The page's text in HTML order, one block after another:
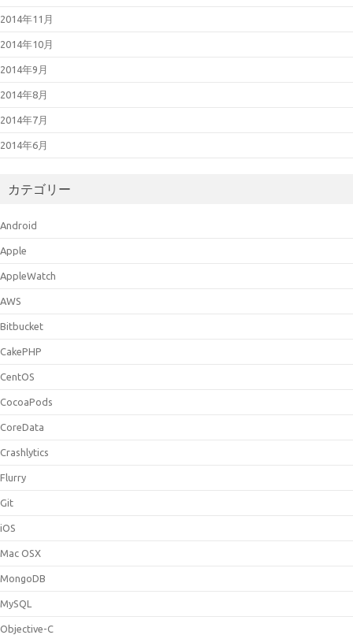
2014年11月
2014年10月
2014年9月
2014年8月
2014年7月
2014年6月
カテゴリー
Android
Apple
AppleWatch
AWS
Bitbucket
CakePHP
CentOS
CocoaPods
CoreData
Crashlytics
Flurry
Git
iOS
Mac OSX
MongoDB
MySQL
Objective-C